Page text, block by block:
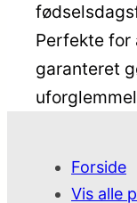
Perfekte for
garanteret
Forside
Vis alle